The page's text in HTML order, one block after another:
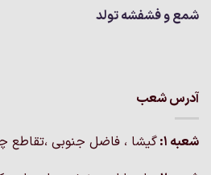
شمع و فشفشه تولد
آدرس شعب
شعبه 1:
گيشا ، فاضل جنوبی ،تقاطع